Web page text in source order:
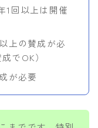
1回以上は開催
上の賛成が必
でOK）
が必要